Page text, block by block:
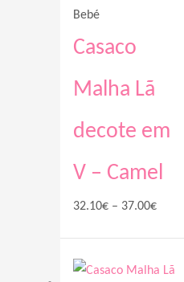
Bebé
Casaco
Malha Lã
decote em
V – Camel
32.10€ – 37.00€
range: